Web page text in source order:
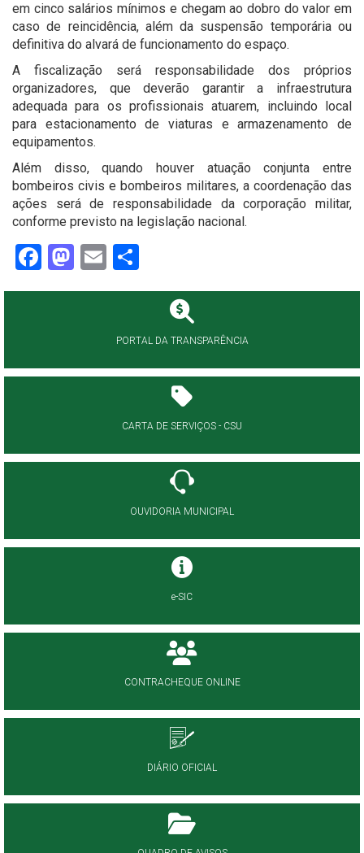
em cinco salários mínimos e chegam ao dobro do valor em
caso de reincidência, além da suspensão temporária ou
definitiva do alvará de funcionamento do espaço.
A fiscalização será responsabilidade dos próprios
organizadores, que deverão garantir a infraestrutura
adequada para os profissionais atuarem, incluindo local
para estacionamento de viaturas e armazenamento de
equipamentos.
Além disso, quando houver atuação conjunta entre
bombeiros civis e bombeiros militares, a coordenação das
ações será de responsabilidade da corporação militar,
conforme previsto na legislação nacional.
Facebook
Mastodon
Email
PORTAL DA TRANSPARÊNCIA
CARTA DE SERVIÇOS - CSU
OUVIDORIA MUNICIPAL
e-SIC
CONTRACHEQUE ONLINE
DIÁRIO OFICIAL